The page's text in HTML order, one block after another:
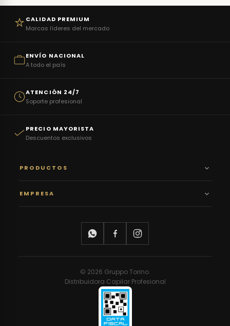
CALIDAD PREMIUM
Marcas líderes del mercado
ENVÍO NACIONAL
A todo el país
ATENCIÓN 24/7
Soporte profesional
PRECIO MAYORISTA
Descuentos exclusivos
PRODUCTOS
EMPRESA
© 2026 Gruppo Torino.
Distribuidora Capilar Profesional